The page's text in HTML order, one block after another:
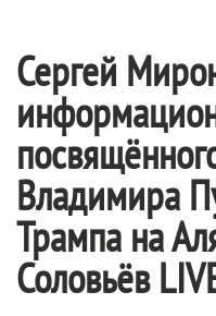
Сергей
Владимира
Трампа на
Соловьёв